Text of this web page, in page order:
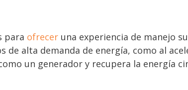
para ofrecer una experiencia de manejo
alta demanda de energía, como al
un generador y recupera la energía